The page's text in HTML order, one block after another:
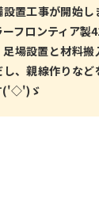
置工事が開始
フロンティア製
足場設置と材料
し、親線作りな
('◇')ゞ